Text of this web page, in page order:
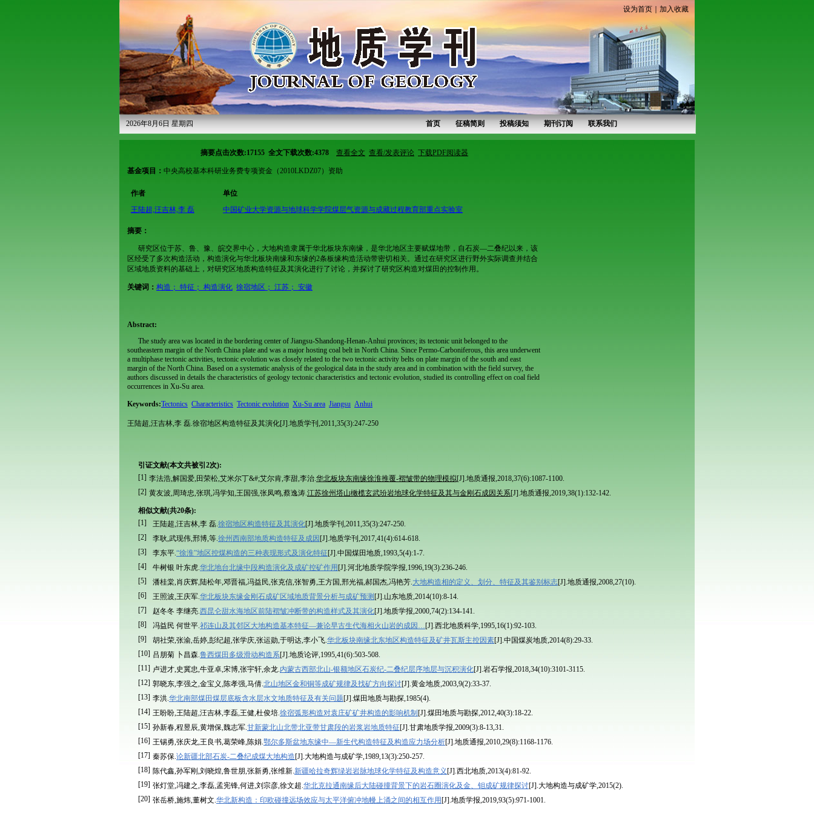
设为首页 加入收藏
2026年8月6日 星期四 联系我们
期刊订阅
投稿须知
征稿简则
首页
摘要点击次数:17155 全文下载次数:4378 查看全文 查看/发表评论 下载PDF阅读器
基金项目： 中央高校基本科研业务费专项资金（2010LKDZ07）资助
作者
单位
王陆超,汪吉林,李 磊
中国矿业大学资源与地球科学学院煤层气资源与成藏过程教育部重点实验室
摘要：
研究区位于苏、鲁、豫、皖交界中心，大地构造隶属于华北板块东南缘，是华北地区主要赋煤地带，自石炭—二叠纪以来，该
区经受了多次构造活动，构造演化与华北板块南缘和东缘的2条板缘构造活动带密切相关。通过在研究区进行野外实际调查并结合
区域地质资料的基础上，对研究区地质构造特征及其演化进行了讨论，并探讨了研究区构造对煤田的控制作用。
关键词： 构造； 特征； 构造演化 徐宿地区； 江苏； 安徽
Abstract:
The study area was located in the bordering center of Jiangsu-Shandong-Henan-Anhui provinces; its tectonic unit belonged to the
southeastern margin of the North China plate and was a major hosting coal belt in North China. Since Permo-Carboniferous, this area underwent
a multiphase tectonic activities, tectonic evolution was closely related to the two tectonic activity belts on plate margin of the south and east
margin of the North China. Based on a systematic analysis of the geological data in the study area and in combination with the field survey, the
authors discussed in details the characteristics of geology tectonic characteristics and tectonic evolution, studied its controlling effect on coal field
occurrences in Xu-Su area.
Keywords:Tectonics Characteristics Tectonic evolution Xu-Su area Jiangsu Anhui
王陆超,汪吉林,李 磊.徐宿地区构造特征及其演化[J].地质学刊,2011,35(3):247-250
引证文献(本文共被引2次):
[1] 李法浩,解国爱,田荣松,艾米尔丁&#;艾尔肯,李甜,李治.华北板块东南缘徐淮推覆-褶皱带的物理模拟[J].地质通报,2018,37(6):1087-1100.
[2] 黄友波,周琦忠,张琪,冯学知,王国强,张凤鸣,蔡逸涛.江苏徐州塔山橄榄玄武玢岩地球化学特征及其与金刚石成因关系[J].地质通报,2019,38(1):132-142.
相似文献(共20条):
[1]
王陆超,汪吉林,李 磊.徐宿地区构造特征及其演化[J].地质学刊,2011,35(3):247-250.
[2]
李耿,武现伟,邢博,等.徐州西南部地质构造特征及成因 [J].地质学刊,2017,41(4):614-618.
[3]
李东平.“徐淮”地区控煤构造的三种表现形式及演化特征[J].中国煤田地质,1993,5(4):1-7.
[4]
牛树银 叶东虎.华北地台北缘中段构造演化及成矿控矿作用 [J].河北地质学院学报,1996,19(3):236-246.
[5]
潘桂棠,肖庆辉,陆松年,邓晋福,冯益民,张克信,张智勇,王方国,邢光福,郝国杰,冯艳芳.大地构造相的定义、划分、特征及其鉴别标志[J].地质通报,2008,27(10).
[6]
王照波,王庆军.华北板块东缘金刚石成矿区域地质背景分析与成矿预测 [J].山东地质,2014(10):8-14.
[7]
赵冬冬 李继亮.西昆仑甜水海地区前陆褶皱冲断带的构造样式及其演化[J].地质学报,2000,74(2):134-141.
[8]
冯益民 何世平.祁连山及其邻区大地构造基本特征—兼论早古生代海相火山岩的成因…[J].西北地质科学,1995,16(1):92-103.
[9]
胡社荣,张渝,岳婷,彭纪超,张学庆,张运勋,于明达,李小飞.华北板块南缘北东地区构造特征及矿井瓦斯主控因素[J].中国煤炭地质,2014(8):29-33.
[10] 吕朋菊 卜昌森.鲁西煤田多级滑动构造系[J].地质论评,1995,41(6):503-508.
[11] 卢进才,史冀忠,牛亚卓,宋博,张宇轩,余龙.内蒙古西部北山-银额地区石炭纪-二叠纪层序地层与沉积演化[J].岩石学报,2018,34(10):3101-3115.
[12] 郭晓东,李强之,金宝义,陈孝强,马倩.北山地区金和铜等成矿规律及找矿方向探讨[J].黄金地质,2003,9(2):33-37.
[13] 李洪.华北南部煤田煤层底板含水层水文地质特征及有关问题[J].煤田地质与勘探,1985(4).
[14] 王盼盼,王陆超,汪吉林,李磊,王健,杜俊培.徐宿弧形构造对袁庄矿矿井构造的影响机制 [J].煤田地质与勘探,2012,40(3):18-22.
[15] 孙新春,程昱辰,黄增保,魏志军.甘新蒙北山北带北亚带甘肃段的岩浆岩地质特征[J].甘肃地质学报,2009(3):8-13,31.
[16] 王锡勇,张庆龙,王良书,葛荣峰,陈娟.鄂尔多斯盆地东缘中—新生代构造特征及构造应力场分析[J].地质通报,2010,29(8):1168-1176.
[17] 秦苏保.论新疆北部石炭-二叠纪成煤大地构造[J].大地构造与成矿学,1989,13(3):250-257.
[18] 陈代鑫,孙军刚,刘晓煌,鲁世朋,张新勇,张维新.新疆哈拉奇辉绿岩岩脉地球化学特征及构造意义 [J].西北地质,2013(4):81-92.
[19] 张灯堂,冯建之,李磊,孟宪锋,何进,刘宗彦,徐文超.华北克拉通南缘后大陆碰撞背景下的岩石圈演化及金、钼成矿规律探讨[J].大地构造与成矿学,2015(2).
[20] 张岳桥,施炜,董树文.华北新构造：印欧碰撞远场效应与太平洋俯冲地幔上涌之间的相互作用 [J].地质学报,2019,93(5):971-1001.